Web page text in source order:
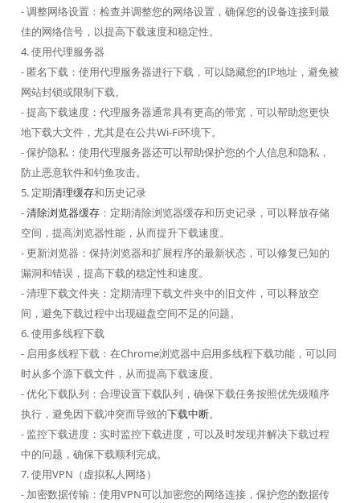
- 调整网络设置：检查并调整您的网络设置，确保您的设备连接到最
佳的网络信号，以提高下载速度和稳定性。
4. 使用代理服务器
- 匿名下载：使用代理服务器进行下载，可以隐藏您的IP地址，避免被
网站封锁或限制下载。
- 提高下载速度：代理服务器通常具有更高的带宽，可以帮助您更快
地下载大文件，尤其是在公共Wi-Fi环境下。
- 保护隐私：使用代理服务器还可以帮助保护您的个人信息和隐私，
防止恶意软件和钓鱼攻击。
5. 定期清理缓存和历史记录
-清除浏览器缓存：定期清除浏览器缓存和历史记录，可以释放存储
空间，提高浏览器性能，从而提升下载速度。
- 更新浏览器：保持浏览器和扩展程序的最新状态，可以修复已知的
漏洞和错误，提高下载的稳定性和速度。
- 清理下载文件夹：定期清理下载文件夹中的旧文件，可以释放空
间，避免下载过程中出现磁盘空间不足的问题。
6. 使用多线程下载
- 启用多线程下载：在Chrome浏览器中启用多线程下载功能，可以同
时从多个源下载文件，从而提高下载速度。
- 优化下载队列：合理设置下载队列，确保下载任务按照优先级顺序
执行，避免因下载冲突而导致的下载中断。
- 监控下载进度：实时监控下载进度，可以及时发现并解决下载过程
中的问题，确保下载顺利完成。
7. 使用VPN（虚拟私人网络）
- 加密数据传输：使用VPN可以加密您的网络连接，保护您的数据传